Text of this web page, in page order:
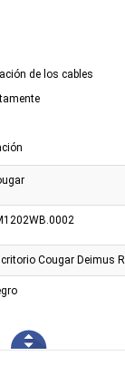
de los cables
Cougar Deimus